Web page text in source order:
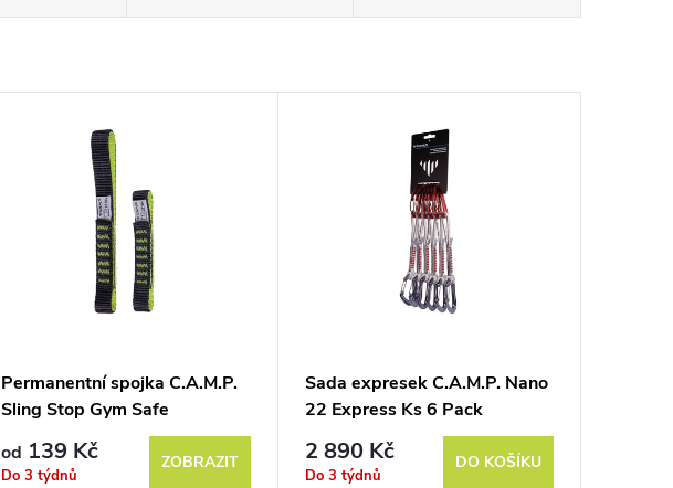
Permanentní spojka C.A.M.P.
Sling Stop Gym Safe
od 139 Kč
Do 3 týdnů
ZOBRAZIT
Sada expresek C.A.M.P. Nano
22 Express Ks 6 Pack
2 890 Kč
Do 3 týdnů
DO KOŠÍKU